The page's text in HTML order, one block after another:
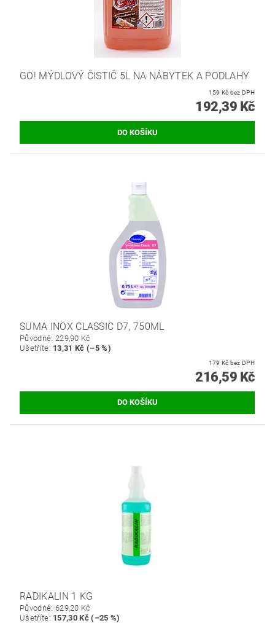
GO! MÝDLOVÝ ČISTIČ 5L NA NÁBYTEK A PODLAHY
159 Kč bez DPH
192,39 Kč
SUMA INOX CLASSIC D7, 750ML
Původně: 229,90 Kč
Ušetříte: 13,31 Kč (–5 %)
179 Kč bez DPH
216,59 Kč
RADIKALIN 1 KG
Původně: 629,20 Kč
Ušetříte: 157,30 Kč (–25 %)